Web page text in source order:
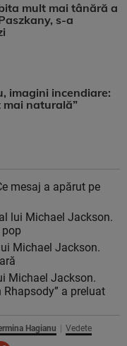
mult mai tânără a
s-a
imagini incendiare:
mai naturală”
mesaj a apărut pe
lui Michael Jackson.
pop
Michael Jackson.
Michael Jackson.
a preluat
Hagianu Vedete